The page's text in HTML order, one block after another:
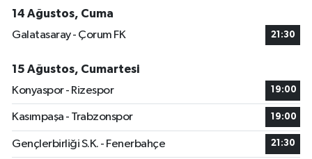
14 Ağustos, Cuma
Galatasaray - Çorum FK
21:30
15 Ağustos, Cumartesi
Konyaspor - Rizespor
19:00
Kasımpaşa - Trabzonspor 19:00
Gençlerbirliği S.K. - Fenerbahçe 21:30